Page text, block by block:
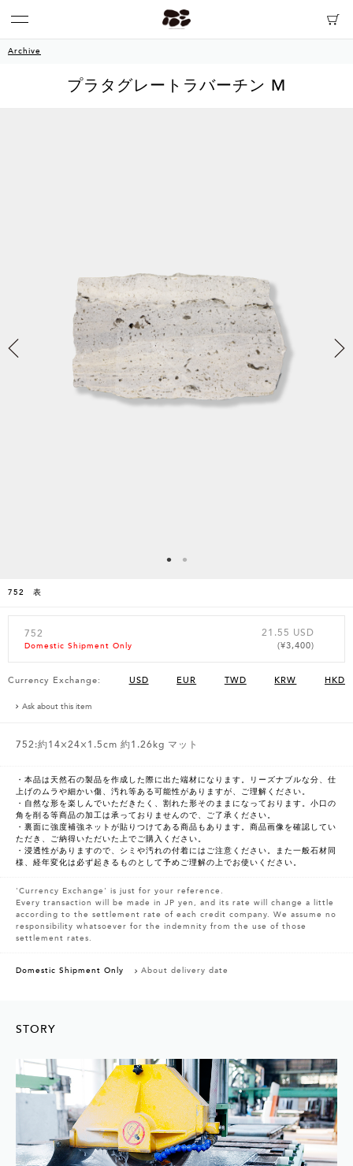
Archive
プラタグレートラバーチン M
752 表
752
Domestic Shipment Only
21.55 USD
(¥3,400)
Currency Exchange: USD EUR TWD KRW HKD
Ask about this item
752:約14×24×1.5cm 約1.26kg マット
・本品は天然石の製品を作成した際に出た端材になります。リーズナブルな分、仕
上げのムラや細かい傷、汚れ等ある可能性がありますが、ご理解ください。
・自然な形を楽しんでいただきたく、割れた形そのままになっております。小口の
角を削る等商品の加工は承っておりませんので、ご了承ください。
・裏面に強度補強ネットが貼りつけてある商品もあります。商品画像を確認してい
ただき、ご納得いただいた上でご購入ください。
・浸透性がありますので、シミや汚れの付着にはご注意ください。また一般石材同
様、経年変化は必ず起きるものとして予めご理解の上でお使いください。
'Currency Exchange' is just for your reference.
Every transaction will be made in JP yen, and its rate will change a little
according to the settlement rate of each credit company. We assume no
responsibility whatsoever for the indemnity from the use of those
settlement rates.
Domestic Shipment Only About delivery date
STORY